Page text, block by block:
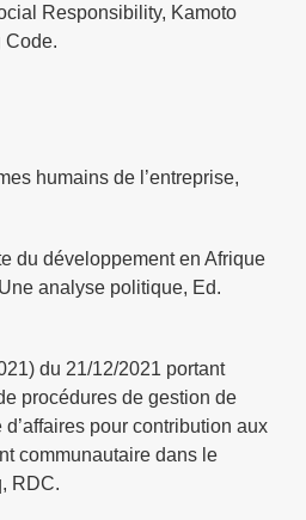
Responsibility, Kamoto
Code.
humains de l’entreprise,
du développement en Afrique
analyse politique, Ed.
du 21/12/2021 portant
procédures de gestion de
pour contribution aux
communautaire dans le
RDC.